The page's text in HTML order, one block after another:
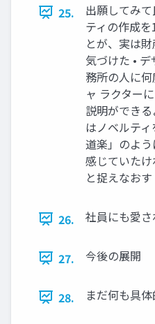
25.
出願してみ
ティの作成
とが、実は
気づけた •
務所の人に
ャ ラクター
説明ができ
はノベルテ
道楽」のよ
感じていたけ
と捉えなお
26. 社員にも愛
27. 今後の展開
28. まだ何も具